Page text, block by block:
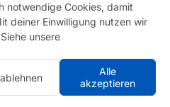
notwendige Cookies, damit
deiner Einwilligung nutzen wir
unsere
Alle
akzeptieren